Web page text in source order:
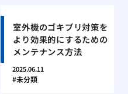
室外機のゴキブリ対策を
より効果的にするための
メンテナンス方法
2025.06.11
未分類